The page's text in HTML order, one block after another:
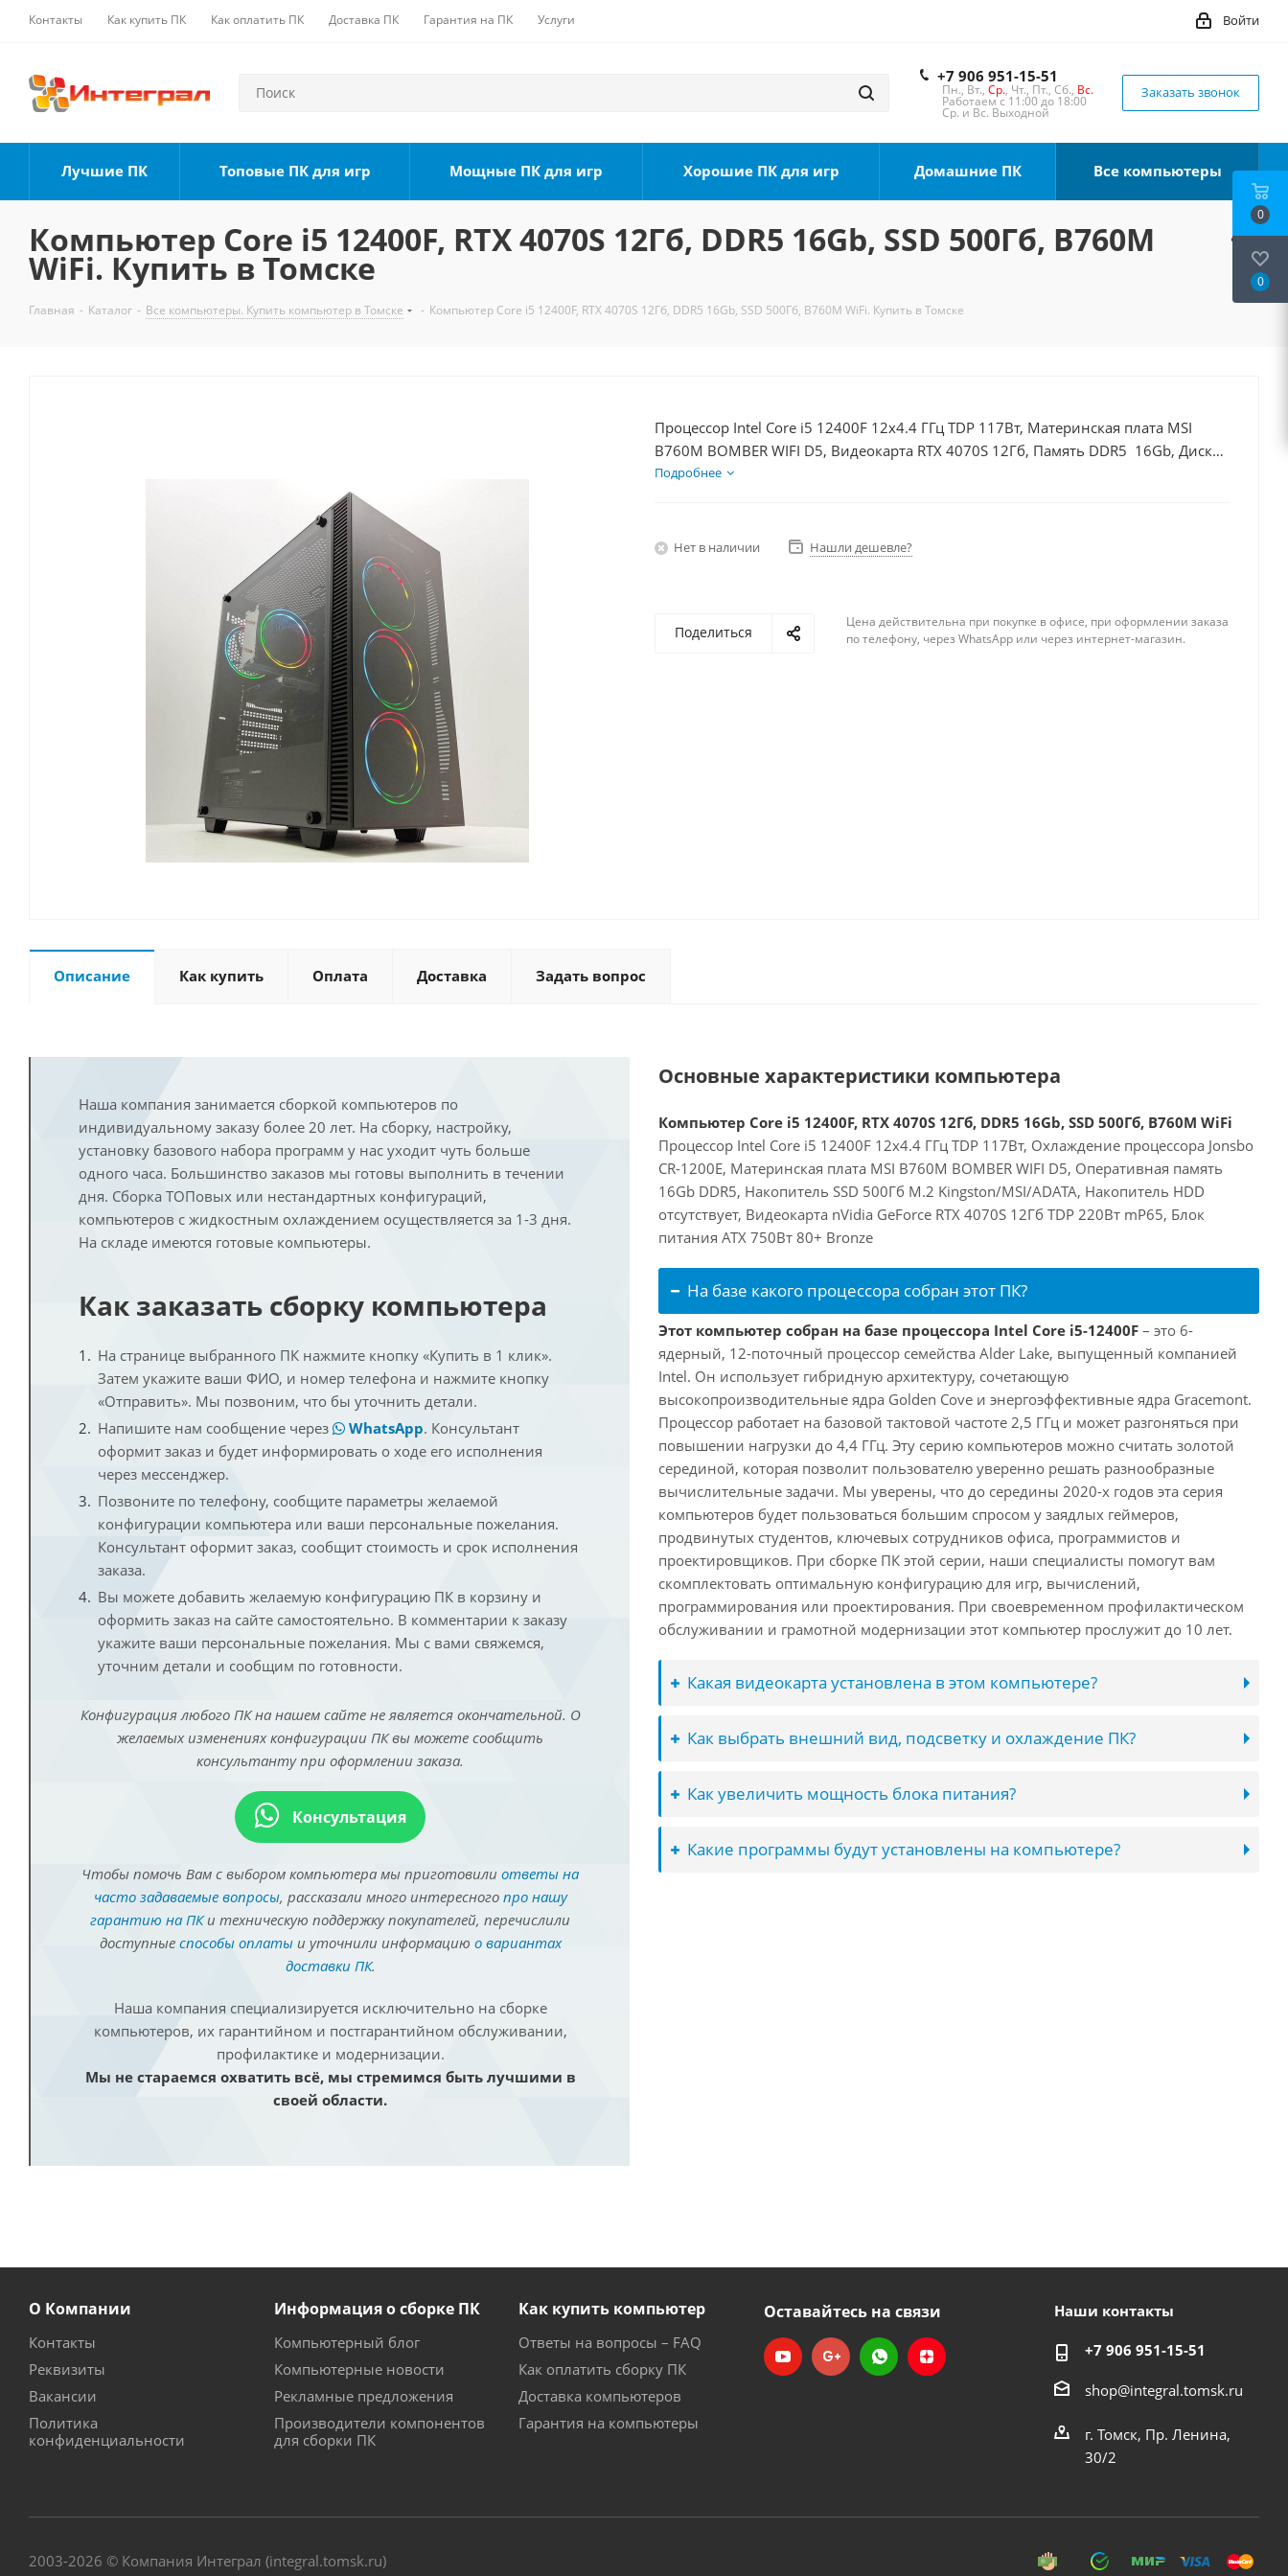
Контакты Как купить ПК Как оплатить ПК Доставка ПК Гарантия на ПК Услуги Войти
+7 906 951-15-51
Пн., Вт., Ср., Чт., Пт., Сб., Вс.
Работаем с 11:00 до 18:00
Ср. и Вс. Выходной
Заказать звонок
Лучшие ПК Топовые ПК для игр Мощные ПК для игр Хорошие ПК для игр Домашние ПК Все компьютеры
Компьютер Core i5 12400F, RTX 4070S 12Гб, DDR5 16Gb, SSD 500Гб, B760M
WiFi. Купить в Томске
Главная - Каталог - Все компьютеры. Купить компьютер в Томске - Компьютер Core i5 12400F, RTX 4070S 12Гб, DDR5 16Gb, SSD 500Гб, B760M WiFi. Купить в Томске
Процессор Intel Core i5 12400F 12x4.4 ГГц TDP 117Вт, Материнская плата MSI
B760M BOMBER WIFI D5, Видеокарта RTX 4070S 12Гб, Память DDR5 16Gb, Диски
SSD 500Гб, БП 750Вт
Подробнее
Нет в наличии Нашли дешевле?
Поделиться
Цена действительна при покупке в офисе, при оформлении заказа
по телефону, через WhatsApp или через интернет-магазин.
Описание Как купить Оплата Доставка Задать вопрос
Наша компания занимается сборкой компьютеров по
индивидуальному заказу более 20 лет. На сборку, настройку,
установку базового набора программ у нас уходит чуть больше
одного часа. Большинство заказов мы готовы выполнить в течении
дня. Сборка ТОПовых или нестандартных конфигураций,
компьютеров с жидкостным охлаждением осуществляется за 1-3 дня.
На складе имеются готовые компьютеры.
Как заказать сборку компьютера
На странице выбранного ПК нажмите кнопку «Купить в 1 клик».
Затем укажите ваши ФИО, и номер телефона и нажмите кнопку
«Отправить». Мы позвоним, что бы уточнить детали.
Напишите нам сообщение через
WhatsApp. Консультант
оформит заказ и будет информировать о ходе его исполнения
через мессенджер.
Позвоните по телефону, сообщите параметры желаемой
конфигурации компьютера или ваши персональные пожелания.
Консультант оформит заказ, сообщит стоимость и срок исполнения
заказа.
Вы можете добавить желаемую конфигурацию ПК в корзину и
оформить заказ на сайте самостоятельно. В комментарии к заказу
укажите ваши персональные пожелания. Мы с вами свяжемся,
уточним детали и сообщим по готовности.
Конфигурация любого ПК на нашем сайте не является окончательной. О
желаемых изменениях конфигурации ПК вы можете сообщить
консультанту при оформлении заказа.
Консультация
Чтобы помочь Вам с выбором компьютера мы приготовили ответы на
часто задаваемые вопросы, рассказали много интересного про нашу
гарантию на ПКи техническую поддержку покупателей, перечислили
доступные способы оплатыи уточнили информацию о вариантах
доставки ПК.
Наша компания специализируется исключительно на сборке
компьютеров, их гарантийном и постгарантийном обслуживании,
профилактике и модернизации.
Мы не стараемся охватить всё, мы стремимся быть лучшими в
своей области.
Основные характеристики компьютера
Компьютер Core i5 12400F, RTX 4070S 12Гб, DDR5 16Gb, SSD 500Гб, B760M WiFi
Процессор Intel Core i5 12400F 12x4.4 ГГц TDP 117Вт, Охлаждение процессора Jonsbo
CR-1200E, Материнская плата MSI B760M BOMBER WIFI D5, Оперативная память
16Gb DDR5, Накопитель SSD 500Гб M.2 Kingston/MSI/ADATA, Накопитель HDD
отсутствует, Видеокарта nVidia GeForce RTX 4070S 12Гб TDP 220Вт mP65, Блок
питания ATX 750Вт 80+ Bronze
На базе какого процессора собран этот ПК?
Этот компьютер собран на базе процессора Intel Core i5-12400F – это 6-
ядерный, 12-поточный процессор семейства Alder Lake, выпущенный компанией
Intel. Он использует гибридную архитектуру, сочетающую
высокопроизводительные ядра Golden Cove и энергоэффективные ядра Gracemont.
Процессор работает на базовой тактовой частоте 2,5 ГГц и может разгоняться при
повышении нагрузки до 4,4 ГГц. Эту серию компьютеров можно считать золотой
серединой, которая позволит пользователю уверенно решать разнообразные
вычислительные задачи. Мы уверены, что до середины 2020-х годов эта серия
компьютеров будет пользоваться большим спросом у заядлых геймеров,
продвинутых студентов, ключевых сотрудников офиса, программистов и
проектировщиков. При сборке ПК этой серии, наши специалисты помогут вам
скомплектовать оптимальную конфигурацию для игр, вычислений,
программирования или проектирования. При своевременном профилактическом
обслуживании и грамотной модернизации этот компьютер прослужит до 10 лет.
Какая видеокарта установлена в этом компьютере?
Как выбрать внешний вид, подсветку и охлаждение ПК?
Как увеличить мощность блока питания?
Какие программы будут установлены на компьютере?
О Компании
Контакты
Реквизиты
Вакансии
Политика
конфиденциальности
Информация о сборке ПК
Компьютерный блог
Компьютерные новости
Рекламные предложения
Производители компонентов
для сборки ПК
Как купить компьютер
Ответы на вопросы – FAQ
Как оплатить сборку ПК
Доставка компьютеров
Гарантия на компьютеры
Оставайтесь на связи Наши контакты
+7 906 951-15-51
shop@integral.tomsk.ru
г. Томск, Пр. Ленина,
30/2
2003-2026 © Компания Интеграл (integral.tomsk.ru)
0
0